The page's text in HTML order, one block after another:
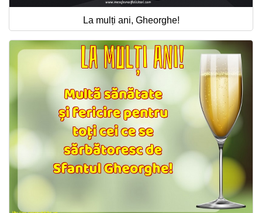
La mulți ani, Gheorghe!